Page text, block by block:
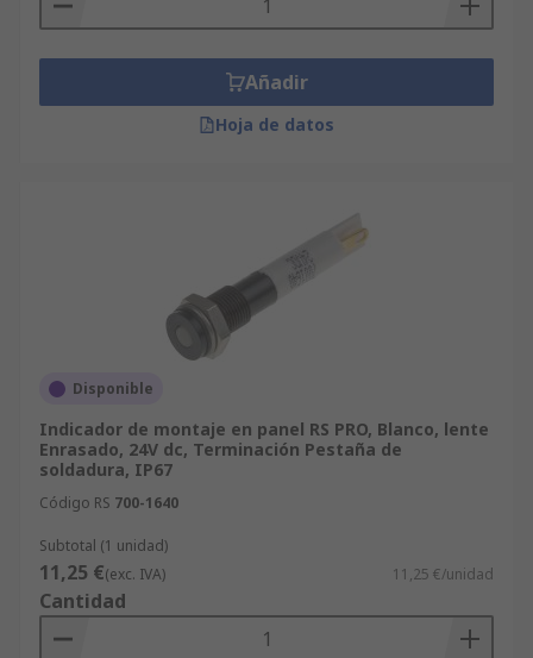
Añadir
Hoja de datos
Disponible
Indicador de montaje en panel RS PRO, Blanco, lente
Enrasado, 24V dc, Terminación Pestaña de
soldadura, IP67
Código RS 700-1640
Subtotal (1 unidad)
11,25 €(exc. IVA) 11,25 €/unidad
Cantidad